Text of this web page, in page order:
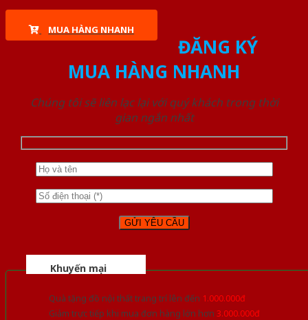
MUA HÀNG NHANH
ĐĂNG KÝ
MUA HÀNG NHANH
Chúng tôi sẽ liên lạc lại với quý khách trong thời
gian ngắn nhất
Khuyến mại
Quà tặng đồ nội thất trang trí lên đến 1.000.000đ
Giảm trực tiếp khi mua đơn hàng lớn hơn 3.000.000đ